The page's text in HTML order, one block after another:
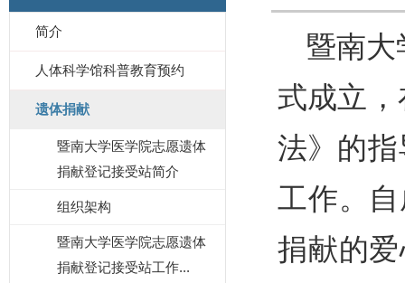
简介
人体科学馆科普教育预约
遗体捐献
暨南大学医学院志愿遗体
捐献登记接受站简介
组织架构
暨南大学医学院志愿遗体
捐献登记接受站工作...
暨南大
式成立，
法》的指
工作。
捐献的